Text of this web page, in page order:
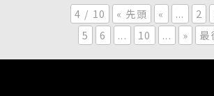
4 / 10 « 先頭 « ... 2
5
6 ... 10 ... » 最